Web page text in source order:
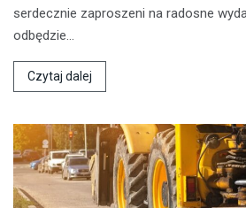
serdecznie zaproszeni na radosne
odbędzie…
Czytaj dalej